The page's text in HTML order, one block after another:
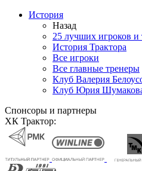
История
Назад
25 лучших игроков и
История Трактора
Все игроки
Все главные тренеры
Клуб Валерия
Клуб Юрия
Спонсоры и партнеры
ХК Трактор: